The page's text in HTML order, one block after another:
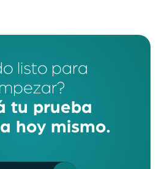
listo para
tu prueba
hoy mismo.